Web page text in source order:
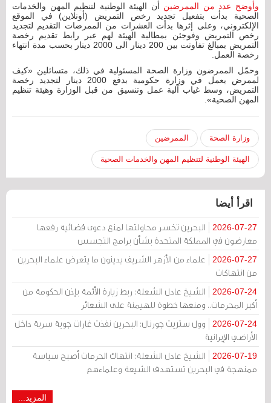
وأوضح عدد من الممرضين أن الهيئة الوطنية لتنظيم المهن والخدمات
الصحية بدأت بتفعيل تجديد رخص التمريض (أونلاين) في الموقع
الإلكتروني، وعلى إثرها بدأت العشرات من الممرضات التقديم لتجديد
رخص التمريض وفوجئن بمطالبة الهيئة لهم عبر رابط تقديم رخصة
التمريض بمبالغ تفاوتت بين 200 دينار الى 2000 دينار بحسب مدة انتهاء
رخصة العمل.
وحمّل الممرضون وزارة الصحة المسئولية في ذلك، متسائلين «كيف
لممرض يعمل في وزارة حكومية بدفع 2000 دينار لتجديد رخصة
التمريض، وسط غياب آلية عمل وتنسيق من قبل الوزارة وهيئة تنظيم
المهن الصحية».
وزارة الصحة الممرضين
الهيئة الوطنية لتنظيم المهن والخدمات الصحية
اقرأ أيضا
2026-07-27
البحرين تخسر محاولتها لمنع دعوى قضائية رفعها
معارضون في المملكة المتحدة بشأن برامج التجسس
2026-07-27
علماء من الأزهر الشريف يدينون ما يتعرض علماء البحرين
من انتهاكات
2026-07-24
الشيخ عادل الشعلة: ربط زيارة الأئمة بإذن الحكومة من
أكبر المحرمات.. ومنعها خطوة للهيمنة على الشعائر
2026-07-24
وول ستريت جورنال: البحرين نفذت غارات جوية سرية داخل
الأراضي الإيرانية
2026-07-19
الشيخ عادل الشعلة: انتهاك الحرمات أصبح سياسة
ممنهجة في البحرين تستهدف الشيعة وعلماءهم
المزيد...